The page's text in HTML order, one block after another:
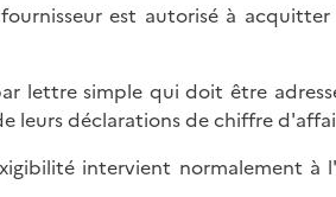
est autorisé à
lettre simple qui doit être
leurs déclarations de chiffre
intervient normalement à